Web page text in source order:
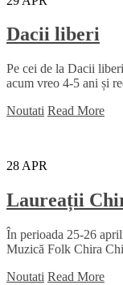
Dacii liberi
Pe cei de la Dacii
acum vreo 4-5 ani și
Noutati Read More
28 APR
Laureații
În perioada 25-26
Muzică Folk Chira
Noutati Read More